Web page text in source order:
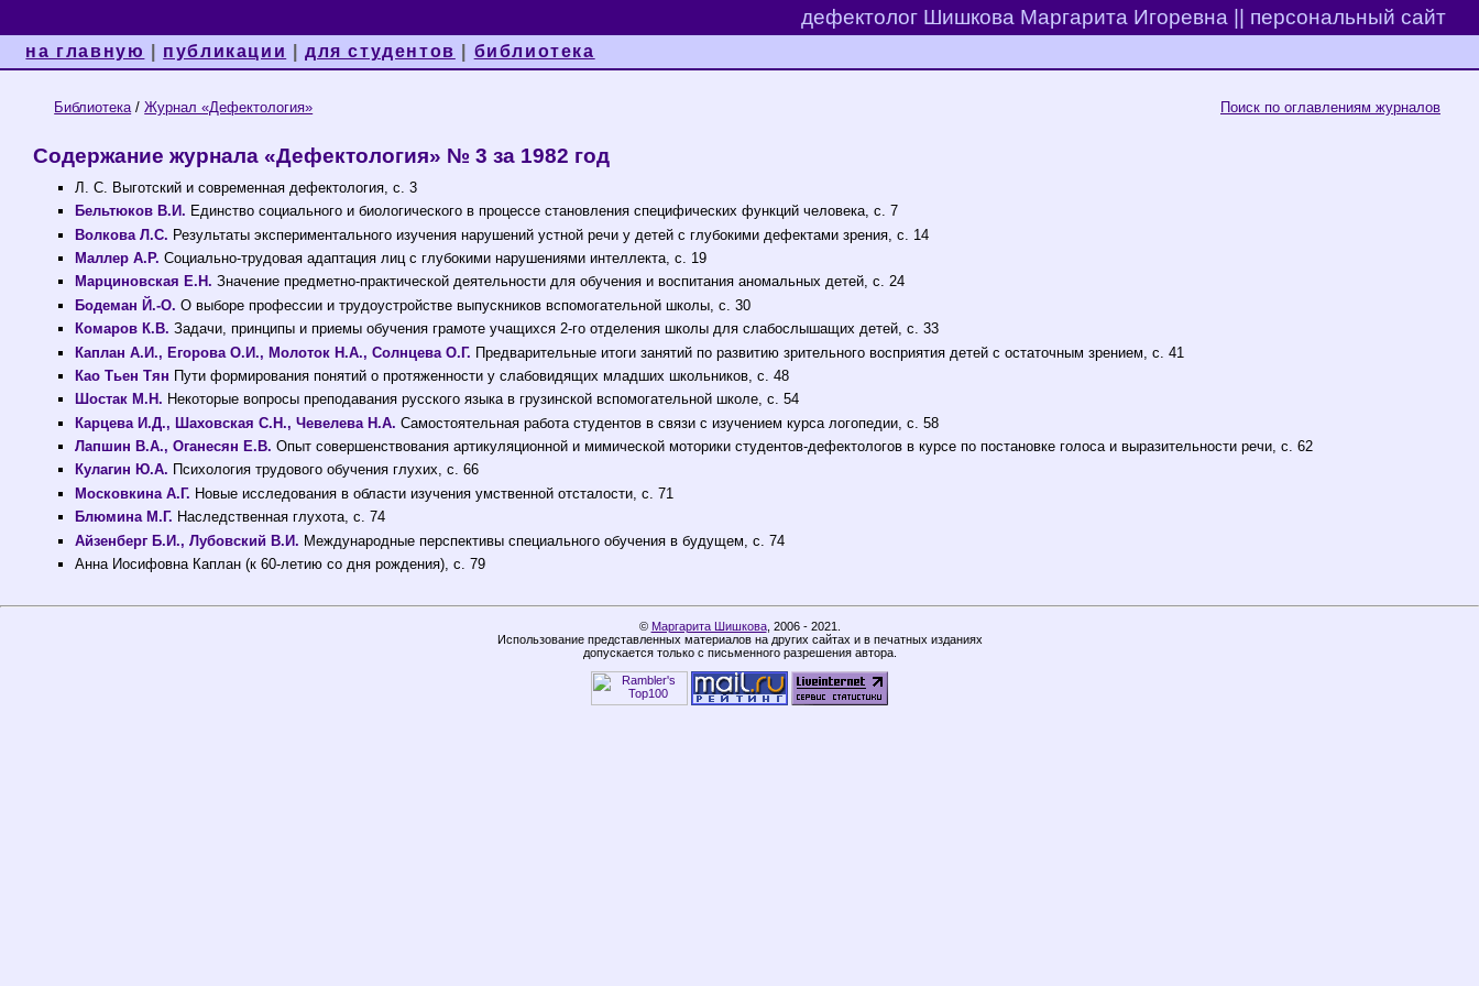
дефектолог Шишкова Маргарита Игоревна || персональный сайт
на главную публикации |для студентов библиотека
Библиотека/Журнал «Дефектология» Поиск по оглавлениям журналов
Содержание журнала «Дефектология» № 3 за 1982 год
Л. С. Выготский и современная дефектология, с. 3
Бельтюков В.И. Единство социального и биологического в процессе становления специфических функций человека, с. 7
Волкова Л.С. Результаты экспериментального изучения нарушений устной речи у детей с глубокими дефектами зрения, с. 14
Маллер А.Р. Социально-трудовая адаптация лиц с глубокими нарушениями интеллекта, с. 19
Марциновская Е.Н. Значение предметно-практической деятельности для обучения и воспитания аномальных детей, с. 24
Бодеман Й.-О. О выборе профессии и трудоустройстве выпускников вспомогательной школы, с. 30
Комаров К.В. Задачи, принципы и приемы обучения грамоте учащихся 2-го отделения школы для слабослышащих детей, с. 33
Каплан А.И., Егорова О.И., Молоток Н.А., Солнцева О.Г. Предварительные итоги занятий по развитию зрительного восприятия детей с остаточным зрением, с. 41
Као Тьен Тян Пути формирования понятий о протяженности у слабовидящих младших школьников, с. 48
Шостак М.Н. Некоторые вопросы преподавания русского языка в грузинской вспомогательной школе, с. 54
Карцева И.Д., Шаховская С.Н., Чевелева Н.А. Самостоятельная работа студентов в связи с изучением курса логопедии, с. 58
Лапшин В.А., Оганесян Е.В. Опыт совершенствования артикуляционной и мимической моторики студентов-дефектологов в курсе по постановке голоса и выразительности речи, с. 62
Кулагин Ю.А. Психология трудового обучения глухих, с. 66
Московкина А.Г. Новые исследования в области изучения умственной отсталости, с. 71
Блюмина М.Г. Наследственная глухота, с. 74
Айзенберг Б.И., Лубовский В.И. Международные перспективы специального обучения в будущем, с. 74
Анна Иосифовна Каплан (к 60-летию со дня рождения), с. 79
© Маргарита Шишкова, 2006 - 2021.
Использование представленных материалов на других сайтах и в печатных изданиях
допускается только с письменного разрешения автора.